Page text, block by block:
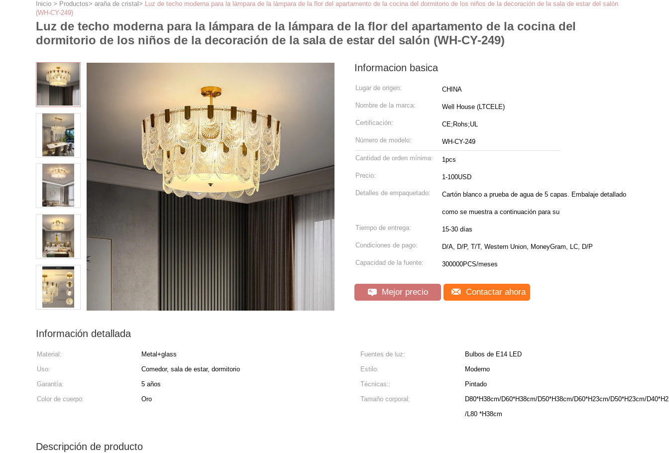
Inicio > Productos> araña de cristal > Luz de techo moderna para la lámpara de la lámpara de la flor del apartamento de la cocina del dormitorio de los niños de la decoración de la sala de estar del salón
(WH-CY-249)
Luz de techo moderna para la lámpara de la lámpara de la flor del apartamento de la cocina del
dormitorio de los niños de la decoración de la sala de estar del salón (WH-CY-249)
Informacion basica
Lugar de origen: CHINA
Nombre de la marca: Well House (LTCELE)
Certificación: CE;Rohs;UL
Número de modelo: WH-CY-249
Cantidad de orden mínima: 1pcs
Precio: 1-100USD
Detalles de empaquetado: Cartón blanco a prueba de agua de 5 capas. Embalaje detallado
como se muestra a continuación para su
Tiempo de entrega: 15-30 días
Condiciones de pago: D/A, D/P, T/T, Western Union, MoneyGram, LC, D/P
Capacidad de la fuente: 300000PCS/meses
Mejor precio Contactar ahora
Información detallada
Material: Metal+glass Fuentes de luz:
Bulbos de E14 LED
Uso:
Comedor, sala de estar, dormitorio Estilo:
Moderno
Garantía:
5 años Técnicas::
Pintado
Color de cuerpo:
Oro Tamaño corporal:
D80*H38cm/D60*H38cm/D50*H38cm/D60*H23cm/D50*H23cm/
/L80 *H38cm
Descripción de producto